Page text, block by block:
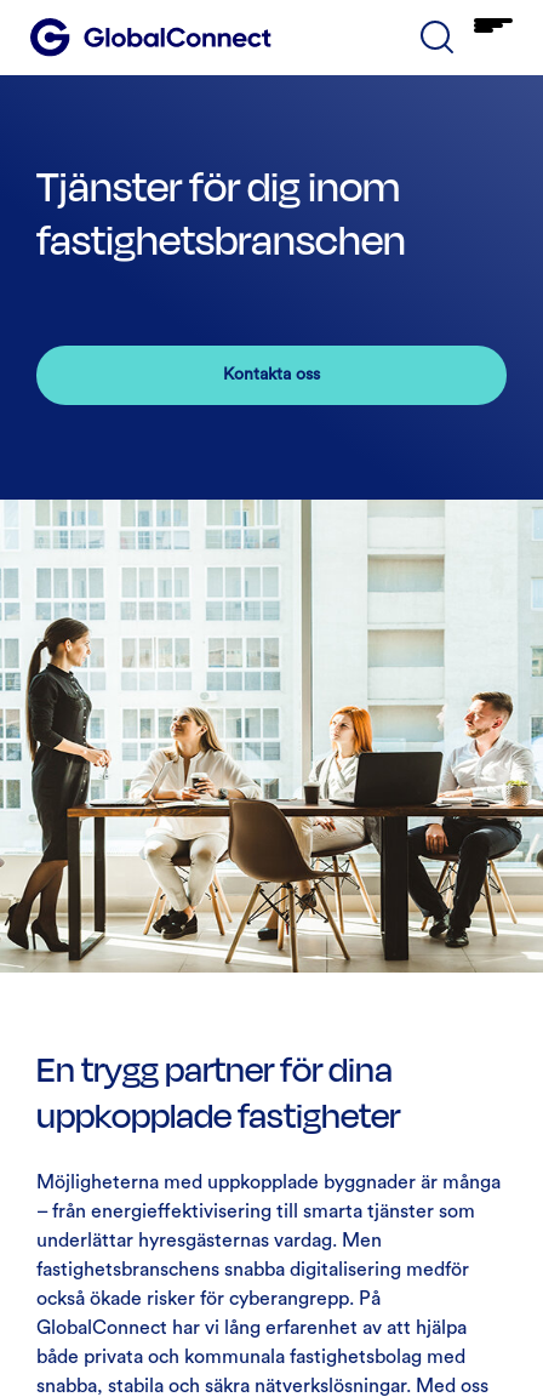
Tjänster för dig inom
fastighetsbranschen
Kontakta oss
En trygg partner för dina
uppkopplade fastigheter
Möjligheterna med uppkopplade byggnader är många
– från energieffektivisering till smarta tjänster som
underlättar hyresgästernas vardag. Men
fastighetsbranschens snabba digitalisering medför
också ökade risker för cyberangrepp. På
GlobalConnect har vi lång erfarenhet av att hjälpa
både privata och kommunala fastighetsbolag med
snabba, stabila och säkra nätverkslösningar. Med oss